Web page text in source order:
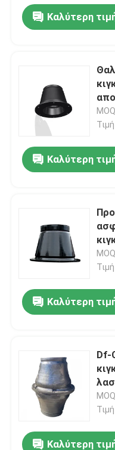
Προϊόντα
Βίντεο
Σχετικά με εμάς
Καλύτερη
Καλύτερη
Καλύτερη
Df-
Καλύτερη